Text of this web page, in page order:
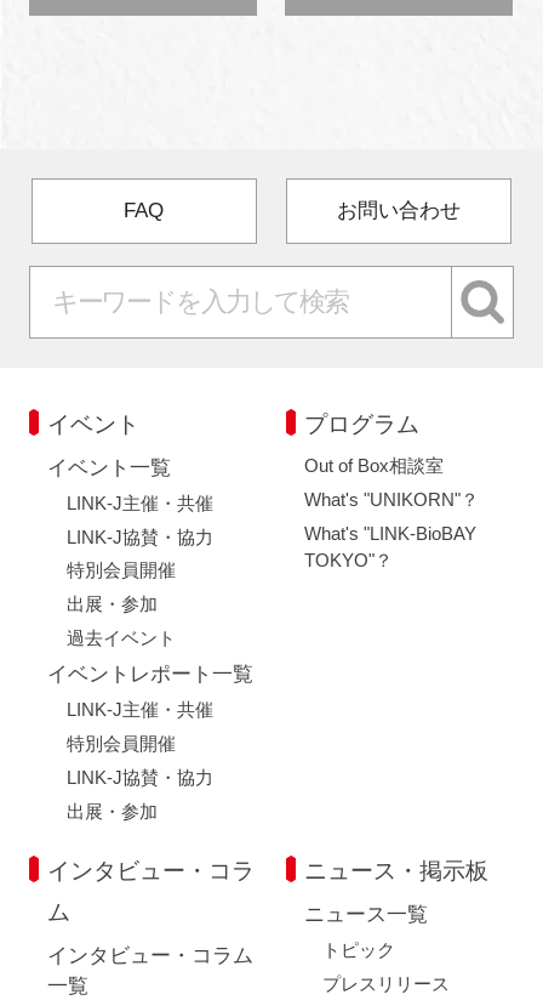
FAQ お問い合わせ
イベント
イベント一覧
LINK-J主催・共催
LINK-J協賛・協力
特別会員開催
出展・参加
過去イベント
イベントレポート一覧
LINK-J主催・共催
特別会員開催
LINK-J協賛・協力
出展・参加
プログラム
Out of Box相談室
What's "UNIKORN"？
What's "LINK-BioBAY
TOKYO"？
インタビュー・コラ
ム
インタビュー・コラム
一覧
ニュース・掲示板
ニュース一覧
トピック
プレスリリース